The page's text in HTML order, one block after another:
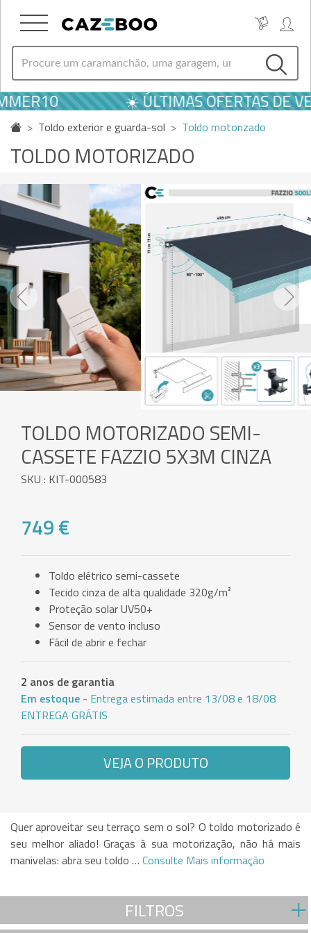
☀️ ÚLTIMAS OFERTAS DE VERÃO
Toldo exterior e guarda-sol Toldo motorizado
TOLDO MOTORIZADO
Previous Next
TOLDO MOTORIZADO SEMI-
CASSETE FAZZIO 5X3M CINZA
SKU : KIT-000583
749 €
Toldo elétrico semi-cassete
Tecido cinza de alta qualidade 320g/m²
Proteção solar UV50+
Sensor de vento incluso
Fácil de abrir e fechar
2 anos de garantia
Em estoque - Entrega estimada entre 13/08 e 18/08
ENTREGA GRÁTIS
VEJA O PRODUTO
Quer aproveitar seu terraço sem o sol? O toldo motorizado é
seu melhor aliado! Graças à sua motorização, não há mais
manivelas: abra seu toldo … Consulte Mais informação
FILTROS